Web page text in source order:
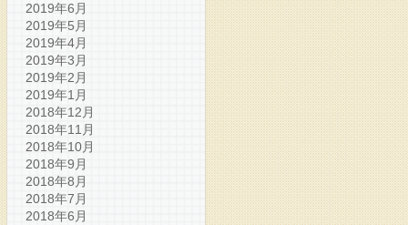
2019年6月
2019年5月
2019年4月
2019年3月
2019年2月
2019年1月
2018年12月
2018年11月
2018年10月
2018年9月
2018年8月
2018年7月
2018年6月